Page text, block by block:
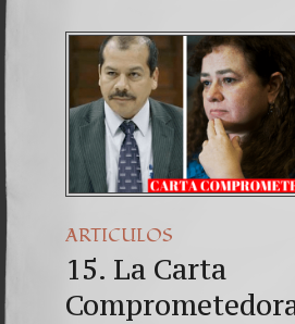
ARTICULOS
15. La Carta